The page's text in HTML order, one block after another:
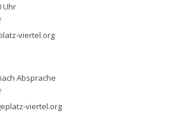
Uhr
viertel.org
Absprache
viertel.org